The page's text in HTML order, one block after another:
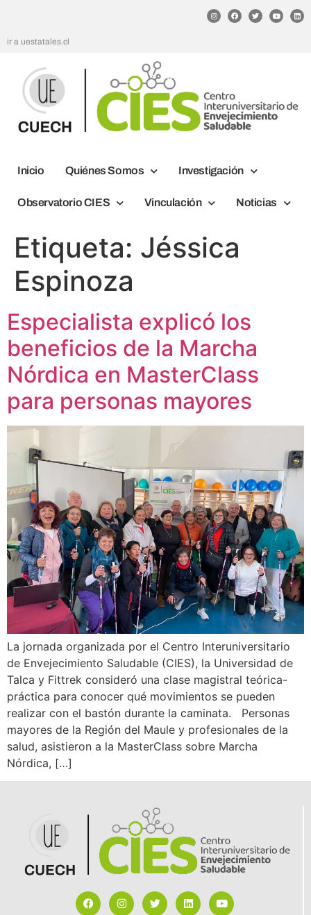
ir a uestatales.cl
Inicio Quiénes Somos Investigación
Observatorio CIES Vinculación Noticias
Etiqueta: Jéssica
Espinoza
Especialista explicó los
beneficios de la Marcha
Nórdica en MasterClass
para personas mayores
La jornada organizada por el Centro Interuniversitario
de Envejecimiento Saludable (CIES), la Universidad de
Talca y Fittrek consideró una clase magistral teórica-
práctica para conocer qué movimientos se pueden
realizar con el bastón durante la caminata. Personas
mayores de la Región del Maule y profesionales de la
salud, asistieron a la MasterClass sobre Marcha
Nórdica, […]